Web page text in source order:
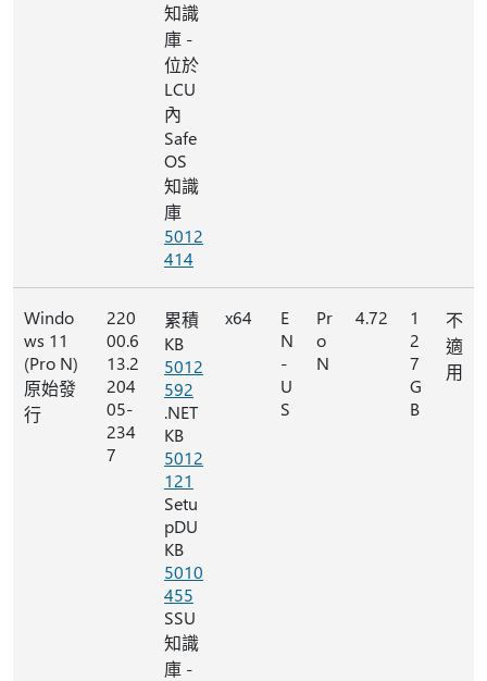
知識
庫 -
位於
LCU
內
Safe
OS
知識
庫
5012
414
Windo
ws 11
(Pro N)
原始發
行
220
00.6
13.2
204
05-
234
7
累積
KB
5012
592
.NET
KB
5012
121
Setu
pDU
KB
5010
455
SSU
知識
庫 -
x64
E
N
-
U
S
Pr
o
N
4.72
1
2
7
G
B
不
適
用